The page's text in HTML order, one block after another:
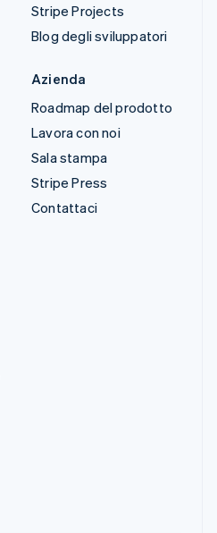
Stripe Projects
Blog degli sviluppatori
Azienda
Roadmap del prodotto
Lavora con noi
Sala stampa
Stripe Press
Contattaci